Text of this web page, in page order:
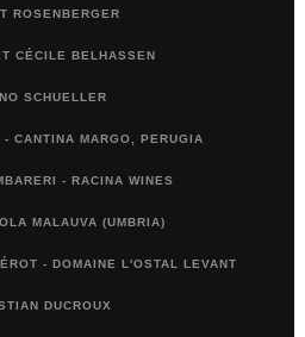
ROSENBERGER
CÉCILE BELHASSEN
SCHUELLER
CANTINA MARGO, PERUGIA
- RACINA WINES
MALAUVA (UMBRIA)
- DOMAINE L'OSTAL LEVANT
DUCROUX